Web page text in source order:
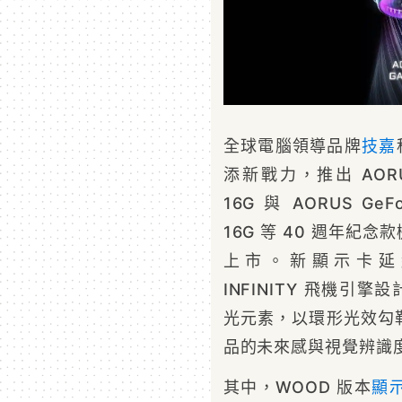
全球電腦領導品牌技嘉
添新戰力，推出
16G 與 AORUS
16G 等 40 週年紀念款
上市。新顯示卡延
INFINITY 飛機引擎設
光元素，以環形光效
品的未來感與視覺辨識
其中，WOOD 版本顯